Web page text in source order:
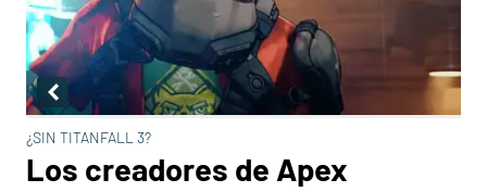
¿SIN TITANFALL 3?
Los creadores de Apex